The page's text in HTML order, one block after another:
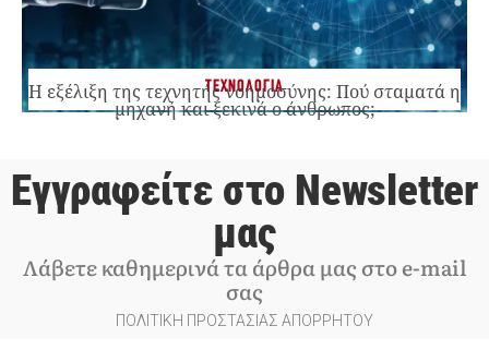
ΤΕΧΝΟΛΟΓΙΑ
Η εξέλιξη της τεχνητής νοημοσύνης: Πού σταματά η
μηχανή και ξεκινά ο άνθρωπος;
Εγγραφείτε στο Newsletter
μας
Λάβετε καθημερινά τα άρθρα μας στο e-mail
σας
ΠΟΛΙΤΙΚΗ ΠΡΟΣΤΑΣΙΑΣ ΑΠΟΡΡΗΤΟΥ